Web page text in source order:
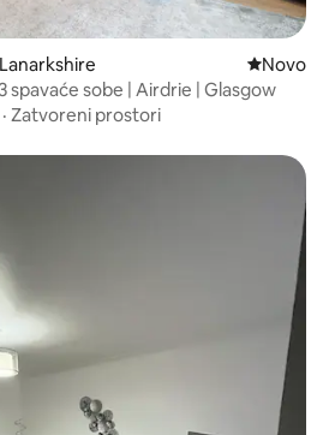
Novi
Novo
spavaće sobe | Airdrie | Glasgow
· Zatvoreni prostori